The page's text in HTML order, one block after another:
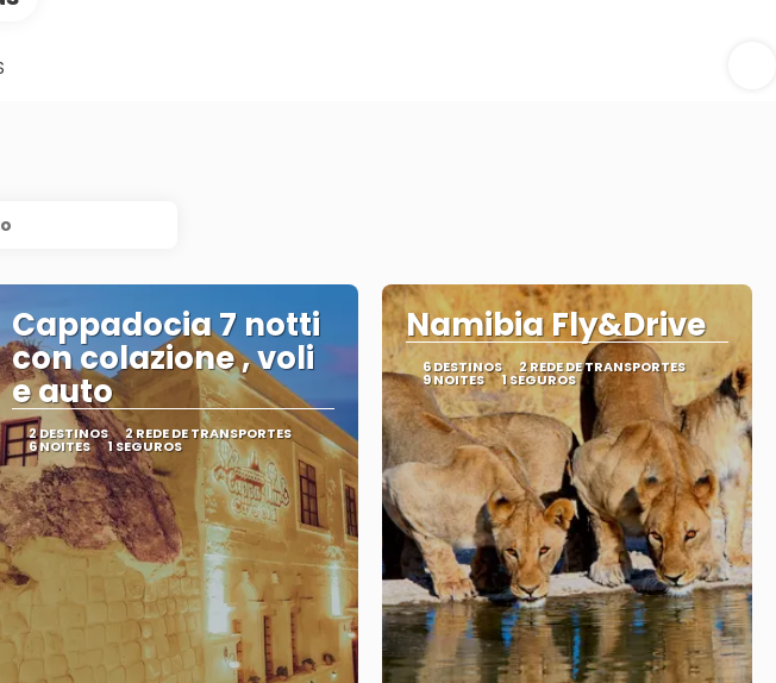
Cappadocia 7 notti
con colazione , voli
e auto
2 DESTINOS 2 REDE DE TRANSPORTES
6 NOITES 1 SEGUROS
Namibia Fly&Drive
6 DESTINOS 2 REDE DE TRANSPORTES
9 NOITES 1 SEGUROS